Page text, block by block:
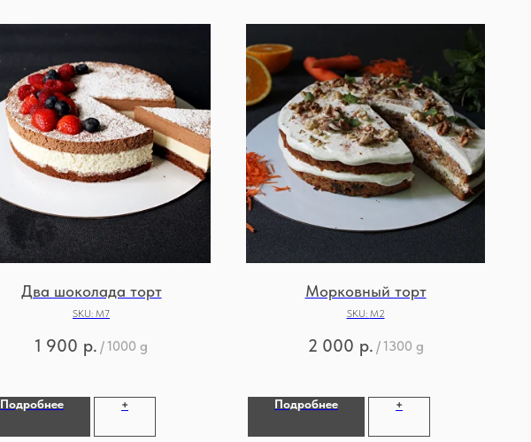
Два шоколада торт
SKU: М7
1 900 р. /1000 g
Подробнее +
Морковный торт
SKU: М2
2 000 р. /1300 g
Подробнее +